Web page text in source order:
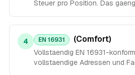
Steuer pro Position. Das
4 EN 16931 (Comfort)
Vollstaendig EN 16931-
vollstaendige Adressen und